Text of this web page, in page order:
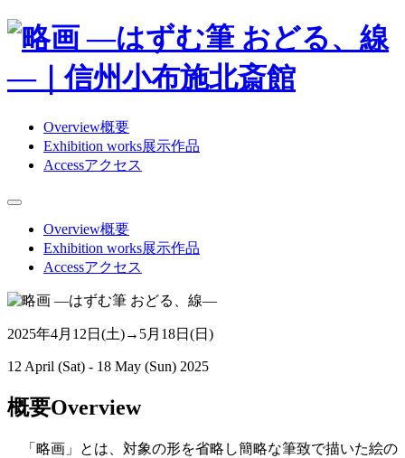
Overview概要
Exhibition works展示作品
Accessアクセス
Overview概要
Exhibition works展示作品
Accessアクセス
2025年4月 12 日(土)→ 5月 18日(日)
12 April (Sat) - 18 May (Sun) 2025
概要Overview
「略画」とは、対象の形を省略し簡略な筆致で描いた絵の